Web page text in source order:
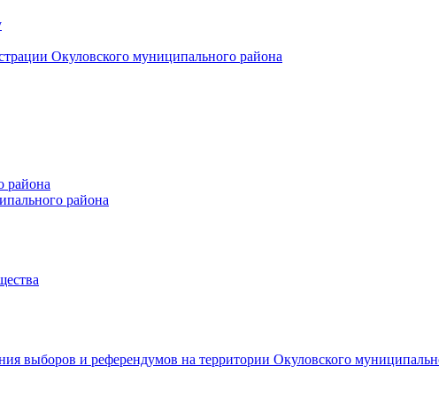
Окуловского муниципального района
района
района
выборов и референдумов на территории Окуловского